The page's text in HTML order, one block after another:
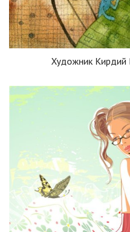
Художник Кирдий